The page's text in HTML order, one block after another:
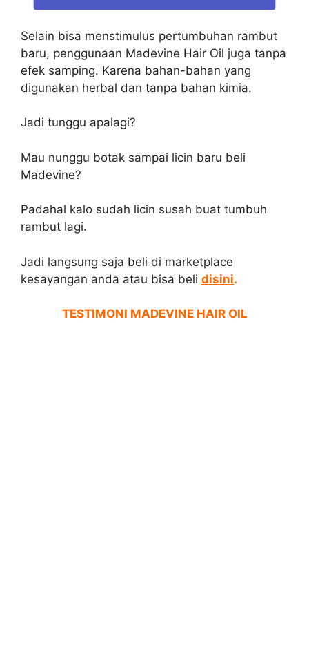
Selain bisa menstimulus pertumbuhan rambut
baru, penggunaan Madevine Hair Oil juga tanpa
efek samping. Karena bahan-bahan yang
digunakan herbal dan tanpa bahan kimia.
Jadi tunggu apalagi?
Mau nunggu botak sampai licin baru beli
Madevine?
Padahal kalo sudah licin susah buat tumbuh
rambut lagi.
Jadi langsung saja beli di marketplace
kesayangan anda atau bisa beli disini.
TESTIMONI MADEVINE HAIR OIL